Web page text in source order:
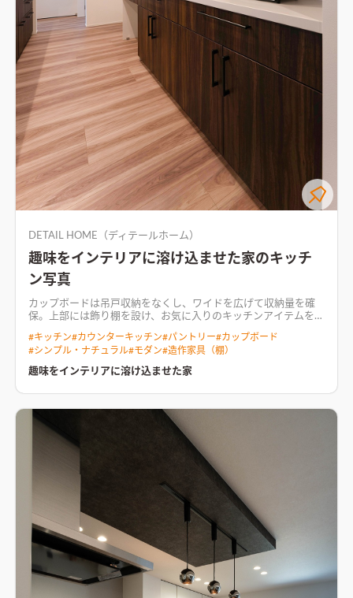
DETAIL HOME（ディテールホーム）
趣味をインテリアに溶け込ませた家のキッチ
ン写真
カップボードは吊戸収納をなくし、ワイドを広げて収納量を確
保。上部には飾り棚を設け、お気に入りのキッチンアイテムを並
に、お施主様の趣味スペースをところどころに設けた、趣味と
インテリアが融合する家。 リビングに造作したディスプレイラ
ックは、見せるスペースと容量のある収納部分を兼ね備えてお
2階ホールにもディスプレイラックを設け、本棚スペースとして
間となる。 隠れた部分にもマグネットボードや壁下地を設けて
いるので、お気に入りスペースを増やせる楽しみが続いていく住
中庭から光をたっぷり取り込み、光に包まれるリビング
空間中庭に向かって大開口サッシを設けたリビング。周りの目を
#キッチン#カウンターキッチン#パントリー#カップボード
#シンプル・ナチュラル#モダン#造作家具（棚）
趣味をインテリアに溶け込ませた家